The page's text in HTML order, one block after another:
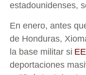
estadounidenses,
En enero, antes
de Honduras,
la base militar si
deportaciones